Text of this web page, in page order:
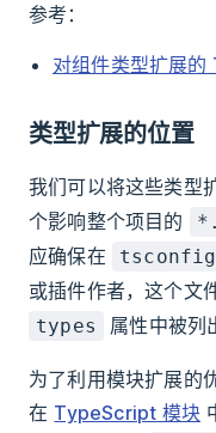
参考：
对组件类型扩展
类型扩展的位置
我们可以将这些类型
个影响整个项目的
应确保在
或插件作者，这个文
types 属性中被列
为了利用模块扩展的
在 TypeScript 模块